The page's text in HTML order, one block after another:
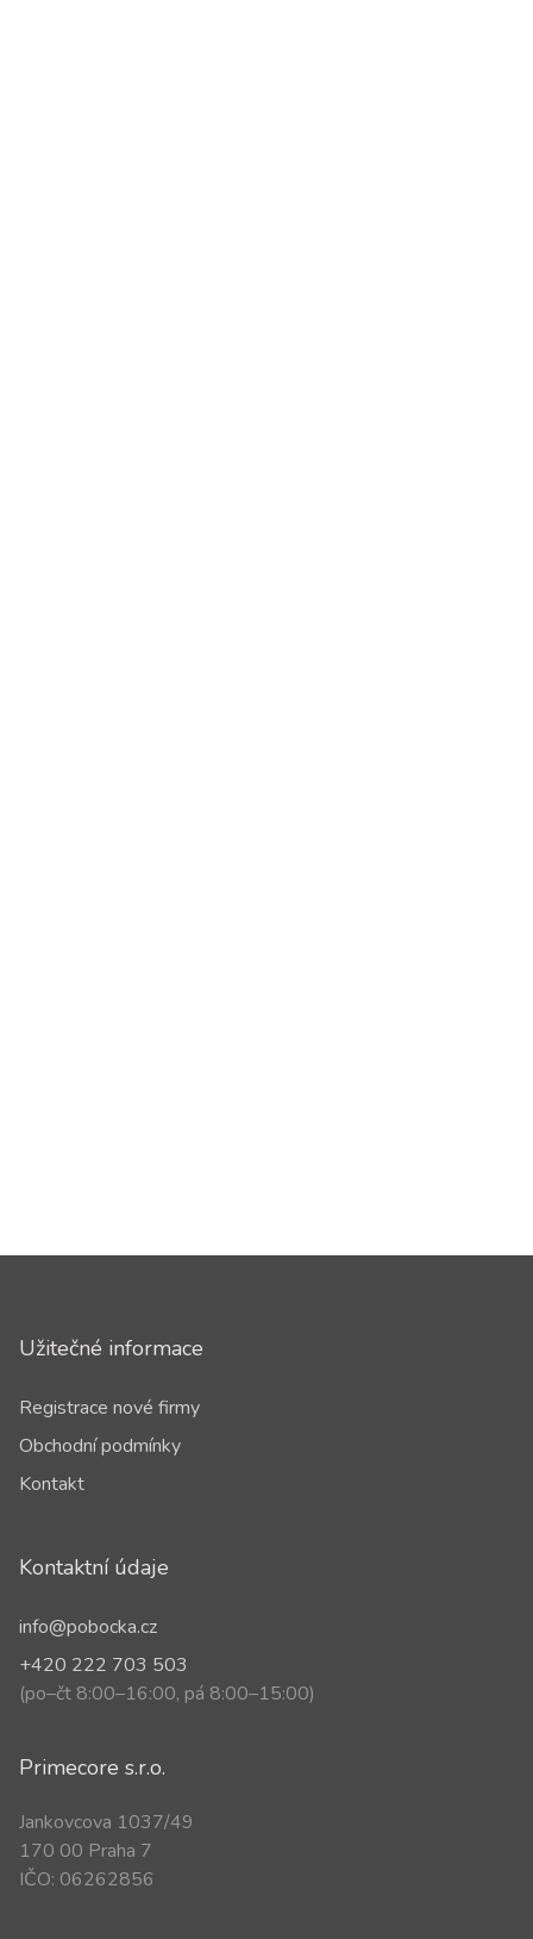
Užitečné informace
Registrace nové firmy
Obchodní podmínky
Kontakt
Kontaktní údaje
info@pobocka.cz
+420 222 703 503
(po–čt 8:00–16:00, pá 8:00–15:00)
Primecore s.r.o.
Jankovcova 1037/49
170 00 Praha 7
IČO: 06262856